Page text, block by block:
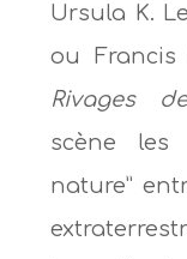
Ursula K.
ou Francis
Rivages
scène les
nature”